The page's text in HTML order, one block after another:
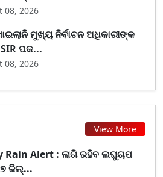
08, 2026
ମୁଖ୍ୟ ନିର୍ବାଚନ ଅଧିକାରୀଙ୍କ
ପକ...
08, 2026
View More
Rain Alert : ଲାଗି ରହିବ ଲଘୁଚାପ
ଜିଲ୍...